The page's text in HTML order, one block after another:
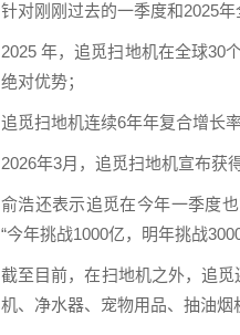
针对刚刚过去的一季度和2025
2025 年，追觅扫地机在全球30
绝对优势；
追觅扫地机连续6年年复合增长
2026年3月，追觅扫地机宣布获
俞浩还表示追觅在今年一季度
“今年挑战1000亿，明年挑战
截至目前，在扫地机之外，追
机、净水器、宠物用品、抽油烟